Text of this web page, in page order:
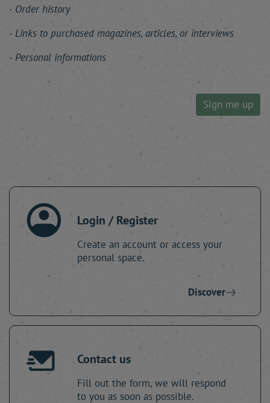
Order history
Links to purchased magazines, articles, or interviews
Personal informations
Sign me up
Login / Register
Create an account or access your
personal space.
Discover
Contact us
Fill out the form, we will respond
to you as soon as possible.